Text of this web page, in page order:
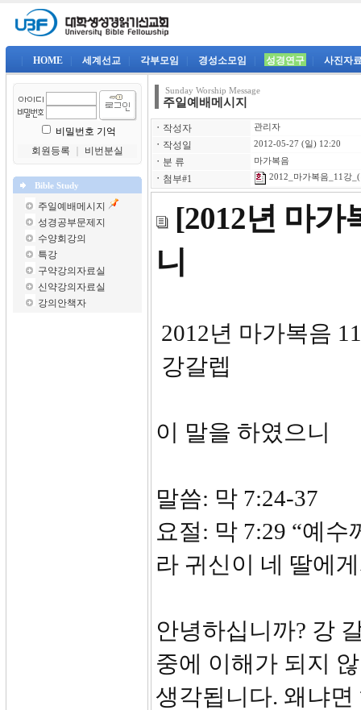
HOME 세계선교 각부모임 경성소모임 성경연구 사진자
비밀번호 기억
회원등록
비번분실
Bible Study
주일예배메시지
성경공부문제지
수양회강의
특강
구약강의자료실
신약강의자료실
강의안책자
Sunday Worship Message
주일예배메시지
ㆍ 작성자 관리자
ㆍ 작성일 2012-05-27 (일) 12:20
ㆍ 분 류 마가복음
ㆍ 첨부#1 2012_마가복음_11강
[2012년 마가
니
2012
강갈렙
이 말을 하였으니
말씀: 막 7:24-37
요절: 막 7:29 “예
라 귀신이 네 딸에
안녕하십니까? 강
중에 이해가 되지
생각됩니다. 왜냐